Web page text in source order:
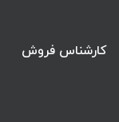
کارشناس فروش